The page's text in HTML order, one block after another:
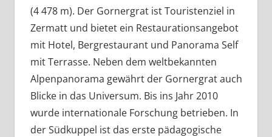
(4 478 m). Der Gornergrat ist Touristenziel in
Zermatt und bietet ein Restaurationsangebot
mit Hotel, Bergrestaurant und Panorama Self
mit Terrasse. Neben dem weltbekannten
Alpenpanorama gewährt der Gornergrat auch
Blicke in das Universum. Bis ins Jahr 2010
wurde internationale Forschung betrieben. In
der Südkuppel ist das erste pädagogische